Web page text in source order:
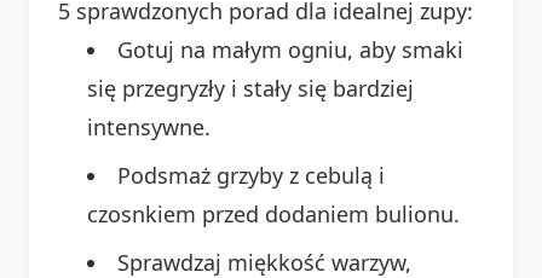
5 sprawdzonych porad dla idealnej zupy:
Gotuj na małym ogniu, aby smaki
się przegryzły i stały się bardziej
intensywne.
Podsmaż grzyby z cebulą i
czosnkiem przed dodaniem bulionu.
Sprawdzaj miękkość warzyw,